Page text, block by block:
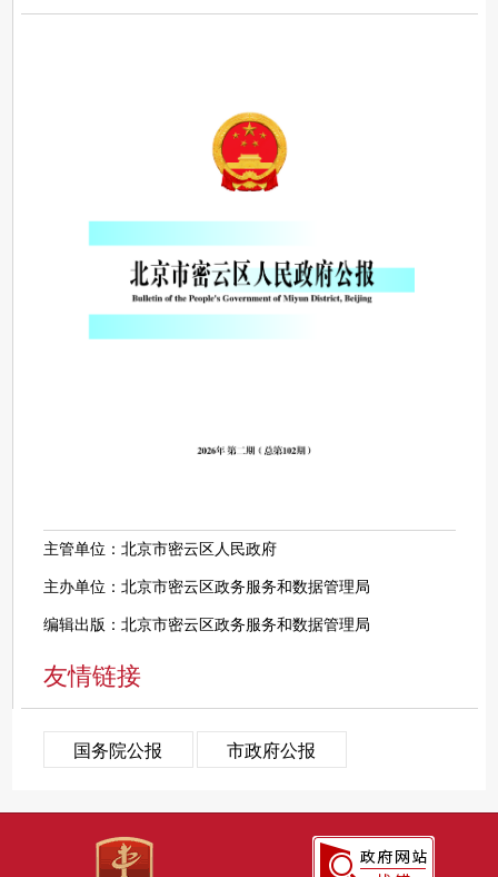
主管单位：北京市密云区人民政府
主办单位：北京市密云区政务服务和数据管理局
编辑出版：北京市密云区政务服务和数据管理局
友情链接
国务院公报 市政府公报